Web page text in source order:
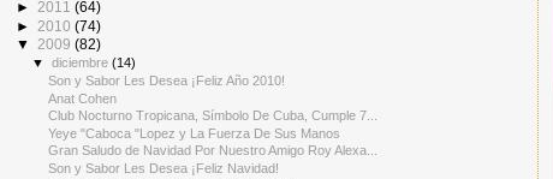
► 2010 (74)
▼ 2009 (82)
▼diciembre
Son y Sabor Les Desea ¡Feliz Año 2010!
Anat Cohen
Club Nocturno Tropicana, Símbolo De Cuba, Cumple 7...
Yeye "Caboca "Lopez y La Fuerza De Sus Manos
Gran Saludo de Navidad Por Nuestro Amigo Roy Alexa...
Son y Sabor Les Desea ¡Feliz Navidad!
Saludos De Grandes Amigos Por Navidad